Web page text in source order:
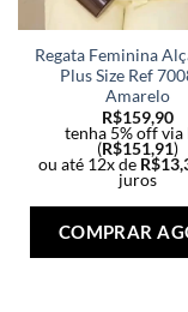
Regata Feminina
Plus Size Ref
Amarelo
R$159,90
tenha 5% off via
(R$151,91)
ou até 12x de R$
juros